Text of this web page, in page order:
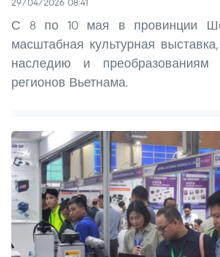
С 8 по 10 мая в провинции
масштабная культурная
наследию и преобразованиям
регионов Вьетнама.